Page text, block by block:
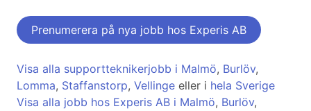
Prenumerera på nya jobb hos Experis AB
Visa alla supportteknikerjobb i Malmö, Burlöv,
Lomma, Staffanstorp, Vellinge eller i hela Sverige
Visa alla jobb hos Experis AB i Malmö, Burlöv,